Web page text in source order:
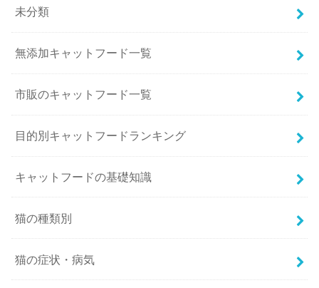
未分類
無添加キャットフード一覧
市販のキャットフード一覧
目的別キャットフードランキング
キャットフードの基礎知識
猫の種類別
猫の症状・病気